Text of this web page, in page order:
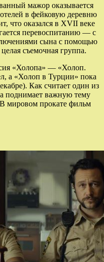
мажор оказывается
в фейковую деревню
что оказался в XVII веке
перевоспитанию — с
сына с помощью
съемочная группа.
«Холопа» — «Холоп.
а «Холоп в Турции» пока
Как считает один из
поднимает важную тему
мировом прокате фильм